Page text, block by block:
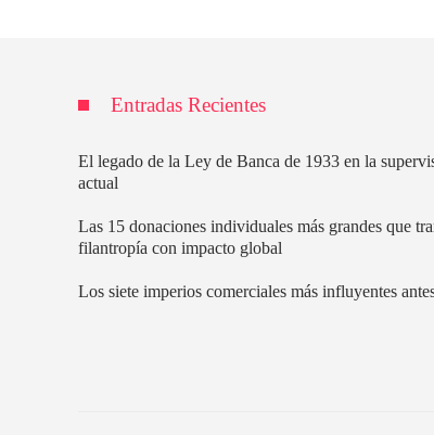
Entradas Recientes
El legado de la Ley de Banca de 1933 en la
actual
Las 15 donaciones individuales más grandes que
filantropía con impacto global
Los siete imperios comerciales más influyentes